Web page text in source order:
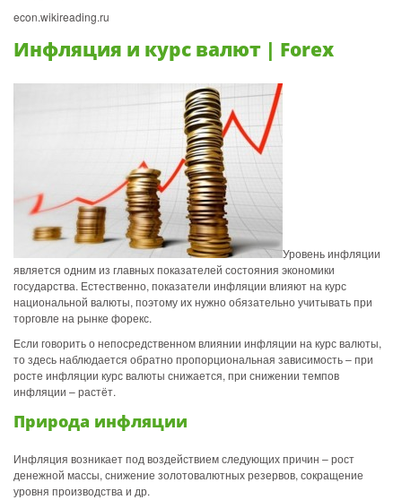
econ.wikireading.ru
Инфляция и курс валют | Forex
Уровень инфляции
является одним из главных показателей состояния экономики
государства. Естественно, показатели инфляции влияют на курс
национальной валюты, поэтому их нужно обязательно учитывать при
торговле на рынке форекс.
Если говорить о непосредственном влиянии инфляции на курс валюты,
то здесь наблюдается обратно пропорциональная зависимость – при
росте инфляции курс валюты снижается, при снижении темпов
инфляции – растёт.
Природа инфляции
Инфляция возникает под воздействием следующих причин – рост
денежной массы, снижение золотовалютных резервов, сокращение
уровня производства и др.